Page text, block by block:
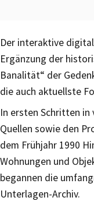
Der interaktive
Ergänzung der
Banalität“ der
die auch aktuellste
In ersten Schritten
Quellen sowie den
dem Frühjahr 1990
Wohnungen und
begannen die
Unterlagen-Archiv.